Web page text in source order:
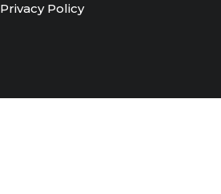
Privacy Policy